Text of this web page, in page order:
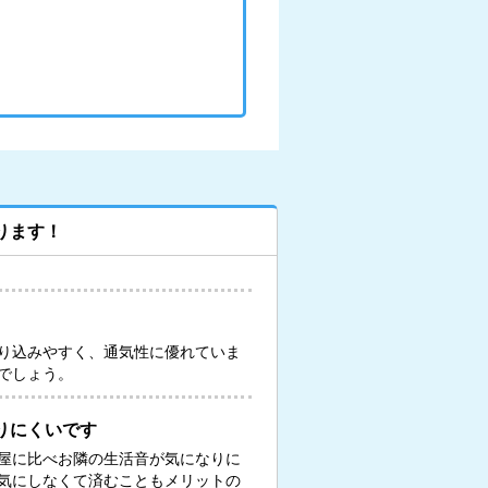
ます！
込みやすく、通気性に優れていま
しょう。
にくいです
に比べお隣の生活音が気になりに
にしなくて済むこともメリットの